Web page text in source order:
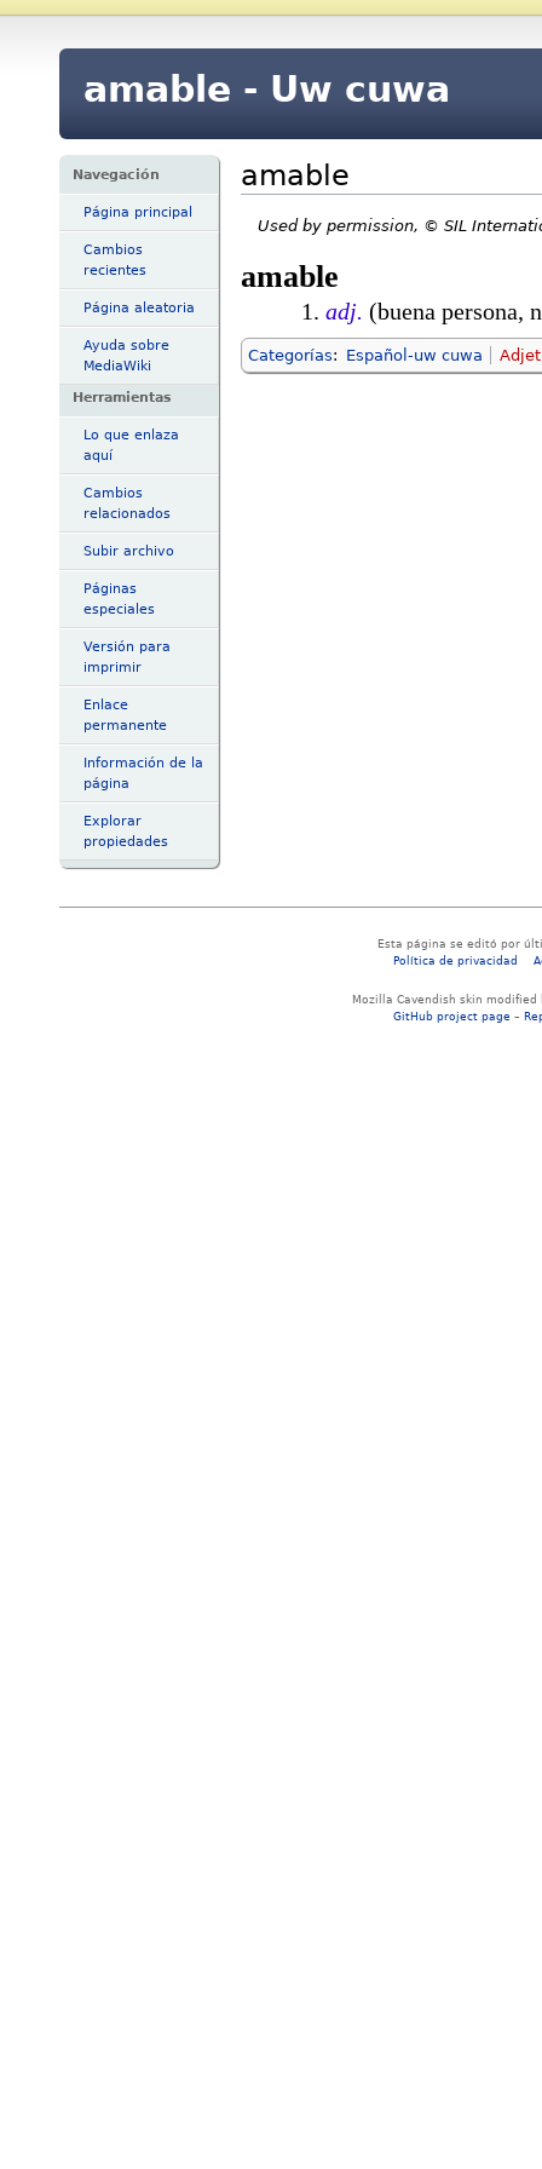
amable - Uw cuwa
Navegación
Página principal
Cambios
recientes
Página aleatoria
Ayuda sobre
MediaWiki
Herramientas
Lo que enlaza
aquí
Cambios
relacionados
Subir archivo
Páginas
especiales
Versión para
imprimir
Enlace
permanente
Información de la
página
Explorar
propiedades
amable
Used by permission, © SIL
amable
adj. (buena persona,
Categorías: Español-uw cuwa
Esta página se editó por
Política de privacidad
Mozilla Cavendish skin modified
GitHub project page –